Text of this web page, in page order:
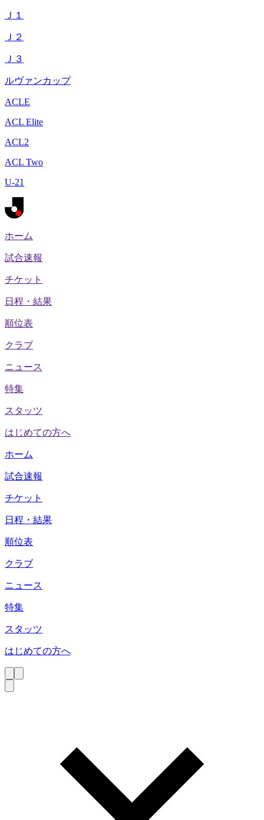
Ｊ１
Ｊ２
Ｊ３
ルヴァンカップ
ACLE
ACL Elite
ACL2
ACL Two
U-21
ホーム
試合速報
チケット
日程・結果
順位表
クラブ
ニュース
特集
スタッツ
はじめての方へ
ホーム
試合速報
チケット
日程・結果
順位表
クラブ
ニュース
特集
スタッツ
はじめての方へ